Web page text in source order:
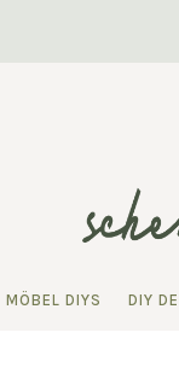
MÖBEL DIYS DIY